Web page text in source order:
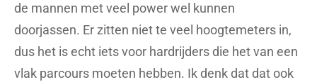
de mannen met veel power wel kunnen
doorjassen. Er zitten niet te veel hoogtemeters in,
dus het is echt iets voor hardrijders die het van een
vlak parcours moeten hebben. Ik denk dat dat ook